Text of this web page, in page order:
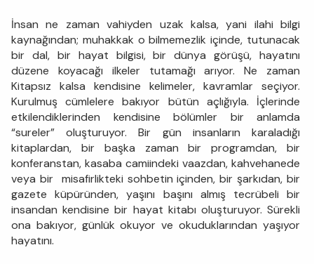
İnsan ne zaman vahiyden uzak kalsa, yani ilahi bilgi
kaynağından; muhakkak o bilmemezlik içinde, tutunacak
bir dal, bir hayat bilgisi, bir dünya görüşü, hayatını
düzene koyacağı ilkeler tutamağı arıyor. Ne zaman
Kitapsız kalsa kendisine kelimeler, kavramlar seçiyor.
Kurulmuş cümlelere bakıyor bütün açlığıyla. İçlerinde
etkilendiklerinden kendisine bölümler bir anlamda
“sureler” oluşturuyor. Bir gün insanların karaladığı
kitaplardan, bir başka zaman bir programdan, bir
konferanstan, kasaba camiindeki vaazdan, kahvehanede
veya bir misafirlikteki sohbetin içinden, bir şarkıdan, bir
gazete küpüründen, yaşını başını almış tecrübeli bir
insandan kendisine bir hayat kitabı oluşturuyor. Sürekli
ona bakıyor, günlük okuyor ve okuduklarından yaşıyor
hayatını.